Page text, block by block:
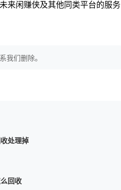
来闲赚侠及其他同类平台的服务
我们删除。
处理掉
回收